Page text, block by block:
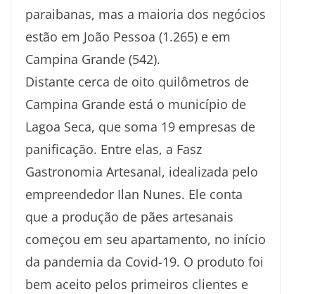
paraibanas, mas a maioria dos negócios
estão em João Pessoa (1.265) e em
Campina Grande (542).
Distante cerca de oito quilômetros de
Campina Grande está o município de
Lagoa Seca, que soma 19 empresas de
panificação. Entre elas, a Fasz
Gastronomia Artesanal, idealizada pelo
empreendedor Ilan Nunes. Ele conta
que a produção de pães artesanais
começou em seu apartamento, no início
da pandemia da Covid-19. O produto foi
bem aceito pelos primeiros clientes e